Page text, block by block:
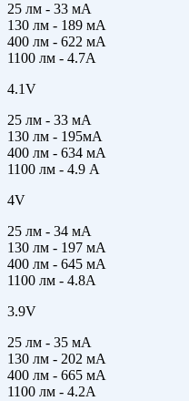
25 лм - 33 мА
130 лм - 189 мА
400 лм - 622 мА
1100 лм - 4.7А
4.1V
25 лм - 33 мА
130 лм - 195мА
400 лм - 634 мА
1100 лм - 4.9 А
4V
25 лм - 34 мА
130 лм - 197 мА
400 лм - 645 мА
1100 лм - 4.8А
3.9V
25 лм - 35 мА
130 лм - 202 мА
400 лм - 665 мА
1100 лм - 4.2А